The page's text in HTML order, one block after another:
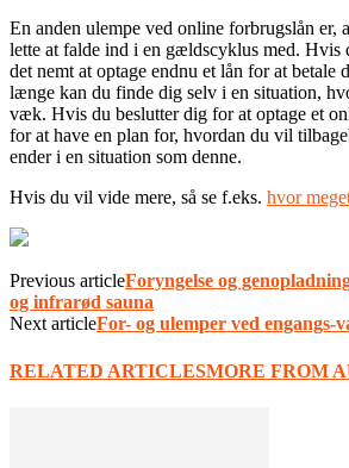
En anden ulempe ved online forbrugslån er,
lette at falde ind i en gældscyklus med. Hvis
det nemt at optage endnu et lån for at betale
længe kan du finde dig selv i en situation,
væk. Hvis du beslutter dig for at optage et
for at have en plan for, hvordan du vil
ender i en situation som denne.
Hvis du vil vide mere, så se f.eks. hvor
Previous articleForyngelse og
og infrarød sauna
Next articleFor- og ulemper ved engangs-
RELATED ARTICLESMORE FROM